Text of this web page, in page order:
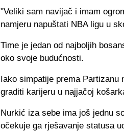
"Veliki sam navijač i imam
namjeru napuštati NBA ligu u
Time je jedan od najboljih
oko svoje budućnosti.
Iako simpatije prema Partizanu
graditi karijeru u najjačoj
Nurkić iza sebe ima još jednu
očekuje ga rješavanje statusa